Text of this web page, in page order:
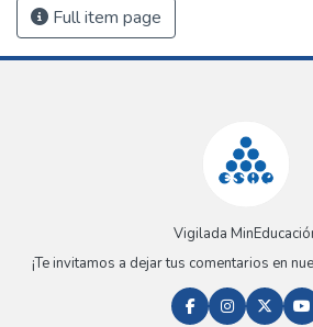
Full item page
Vigilada
¡Te invitamos a dejar tus comentarios en